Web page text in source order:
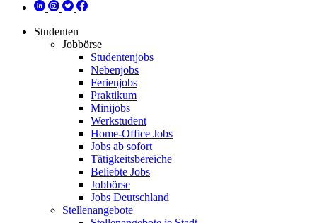
Studenten
Jobbörse
Studentenjobs
Nebenjobs
Ferienjobs
Praktikum
Minijobs
Werkstudent
Home-Office Jobs
Jobs ab sofort
Tätigkeitsbereiche
Beliebte Jobs
Jobbörse
Jobs Deutschland
Stellenangebote